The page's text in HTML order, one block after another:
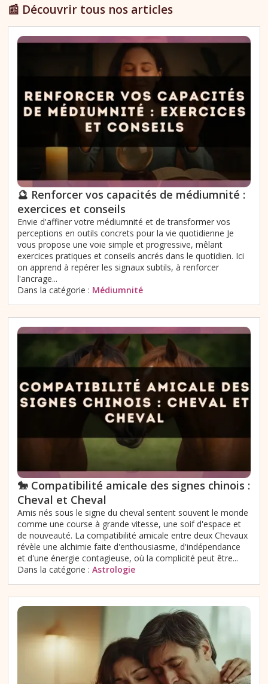
📰 Découvrir tous nos articles
🔮 Renforcer vos capacités de médiumnité :
exercices et conseils
Envie d'affiner votre médiumnité et de transformer vos
perceptions en outils concrets pour la vie quotidienne Je
vous propose une voie simple et progressive, mêlant
exercices pratiques et conseils ancrés dans le quotidien. Ici
on apprend à repérer les signaux subtils, à renforcer
l'ancrage...
Dans la catégorie : Médiumnité
🐎 Compatibilité amicale des signes chinois :
Cheval et Cheval
Amis nés sous le signe du cheval sentent souvent le monde
comme une course à grande vitesse, une soif d'espace et
de nouveauté. La compatibilité amicale entre deux Chevaux
révèle une alchimie faite d'enthousiasme, d'indépendance
et d'une énergie contagieuse, où la complicité peut être...
Dans la catégorie : Astrologie